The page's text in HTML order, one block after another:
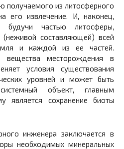
получаемого из литосферного
его извлечение. И, наконец,
будучи частью литосферы,
(неживой составляющей) всей
и каждой из ее частей.
вещества месторождения в
условия существования
уровней и может быть
объект, главным
является сохранение биоты
инженера заключается в
необходимых минеральных